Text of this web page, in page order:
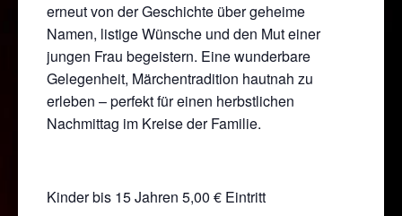
erneut von der Geschichte über geheime
Namen, listige Wünsche und den Mut einer
jungen Frau begeistern. Eine wunderbare
Gelegenheit, Märchentradition hautnah zu
erleben – perfekt für einen herbstlichen
Nachmittag im Kreise der Familie.
Kinder bis 15 Jahren 5,00 € Eintritt